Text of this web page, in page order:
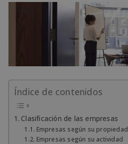
Índice de contenidos
Clasificación de las empresas
Empresas según su propiedad
Empresas según su actividad